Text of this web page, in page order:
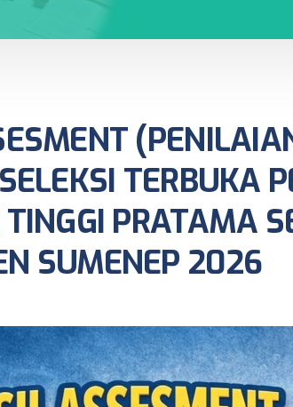
TERBUKA
PRATAMA
SUMENEP 2026